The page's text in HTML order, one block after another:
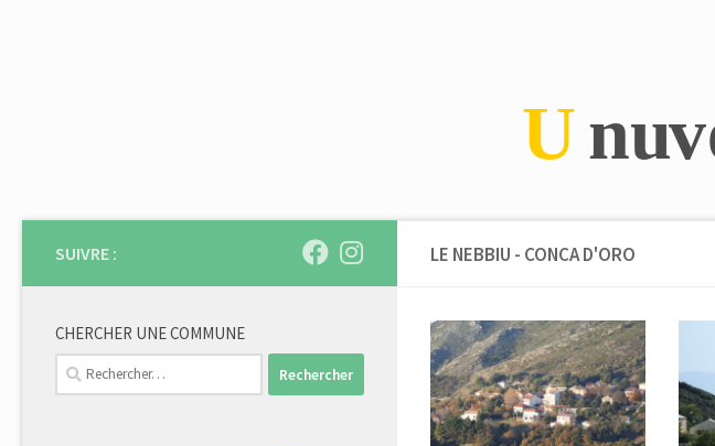
LE NEBBIU - CONCA D'ORO
SUIVRE :
CHERCHER UNE COMMUNE
Rechercher :